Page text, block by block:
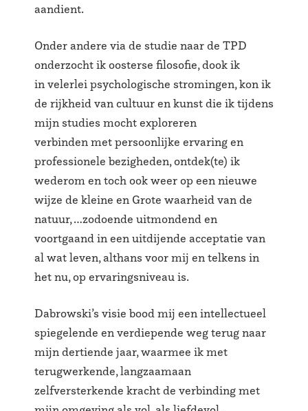
aandient.
Onder andere via de studie naar de TPD
onderzocht ik oosterse filosofie, dook ik
in velerlei psychologische stromingen, kon ik
de rijkheid van cultuur en kunst die ik tijdens
mijn studies mocht exploreren
verbinden met persoonlijke ervaring en
professionele bezigheden, ontdek(te) ik
wederom en toch ook weer op een nieuwe
wijze de kleine en Grote waarheid van de
natuur, …zodoende uitmondend en
voortgaand in een uitdijende acceptatie van
al wat leven, althans voor mij en telkens in
het nu, op ervaringsniveau is.
Dabrowski’s visie bood mij een intellectueel
spiegelende en verdiepende weg terug naar
mijn dertiende jaar, waarmee ik met
terugwerkende, langzaamaan
zelfversterkende kracht de verbinding met